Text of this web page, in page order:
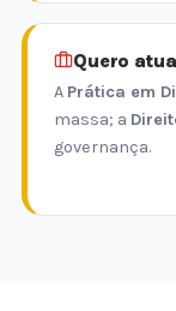
Quero
A Prática em
massa; a
governança.